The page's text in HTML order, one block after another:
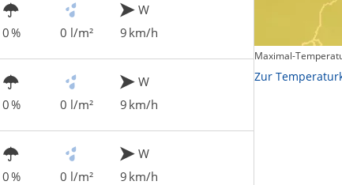
0 % 0 l/m²
W
9 km/h
0 % 0 l/m²
W
9 km/h
0 % 0 l/m²
W
9 km/h
Zum animierten Regenradar Maximal-
Zur